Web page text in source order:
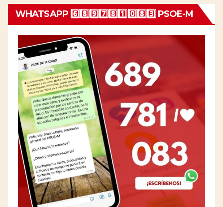
WHATSAPP 6️⃣8️⃣9️⃣7️⃣8️⃣1️⃣0️⃣8️⃣3️⃣ PSOE-M